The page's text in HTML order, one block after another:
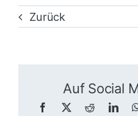
Zurück
Auf Social